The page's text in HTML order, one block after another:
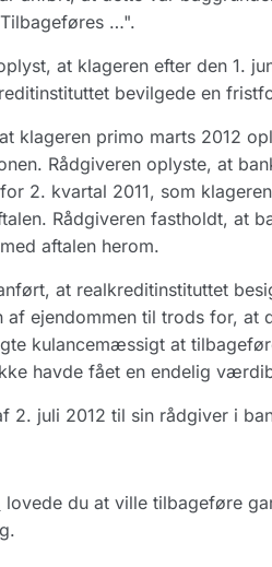
…".
at klageren efter den 1.
bevilgede en
klageren primo marts 2012
Rådgiveren oplyste, at
2. kvartal 2011, som
Rådgiveren fastholdt, at
aftalen herom.
at realkreditinstituttet
ejendommen til trods for, at
kulancemæssigt at
havde fået en endelig
2. juli 2012 til sin rådgiver i
lovede du at ville tilbageføre